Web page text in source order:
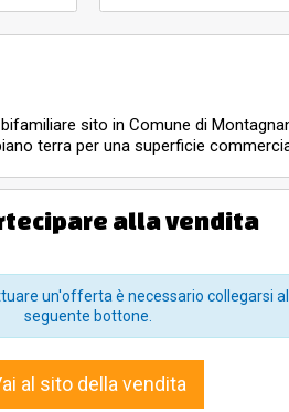
sito in Comune di
terra per una superficie
alla vendita
un'offerta è necessario collegarsi
seguente bottone.
al sito della vendita